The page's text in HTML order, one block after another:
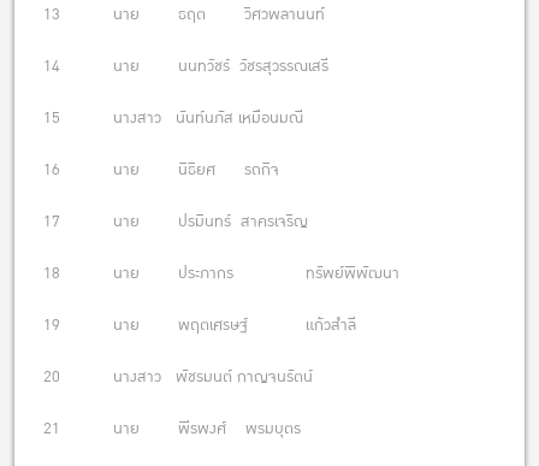
13 นาย ธฤต วิศวพลานนท์
14 นาย นนทวัชร์ วัชรสุวรรณเสรี
15 นางสาว นันท์นภัส เหมือนมณี
16 นาย นิธิยศ รถกิจ
17 นาย ปรมินทร์ สาครเจริญ
18 นาย ประภากร ทรัพย์พิพัฒนา
19 นาย พฤตเศรษฐ์ แก้วสำลี
20 นางสาว พัชรมนต์ กาญจนรัตน์
21 นาย พีรพงศ์ พรมบุตร